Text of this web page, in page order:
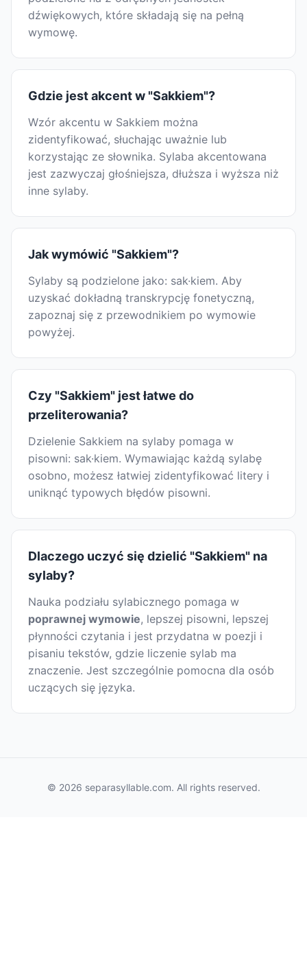
dźwiękowych, które składają się na pełną
wymowę.
Gdzie jest akcent w "Sakkiem"?
Wzór akcentu w Sakkiem można
zidentyfikować, słuchając uważnie lub
korzystając ze słownika. Sylaba akcentowana
jest zazwyczaj głośniejsza, dłuższa i wyższa niż
inne sylaby.
Jak wymówić "Sakkiem"?
Sylaby są podzielone jako: sak·kiem. Aby
uzyskać dokładną transkrypcję fonetyczną,
zapoznaj się z przewodnikiem po wymowie
powyżej.
Czy "Sakkiem" jest łatwe do
przeliterowania?
Dzielenie Sakkiem na sylaby pomaga w
pisowni: sak·kiem. Wymawiając każdą sylabę
osobno, możesz łatwiej zidentyfikować litery i
uniknąć typowych błędów pisowni.
Dlaczego uczyć się dzielić "Sakkiem" na
sylaby?
Nauka podziału sylabicznego pomaga w
poprawnej wymowie, lepszej pisowni, lepszej
płynności czytania i jest przydatna w poezji i
pisaniu tekstów, gdzie liczenie sylab ma
znaczenie. Jest szczególnie pomocna dla osób
uczących się języka.
© 2026 separasyllable.com. All rights reserved.